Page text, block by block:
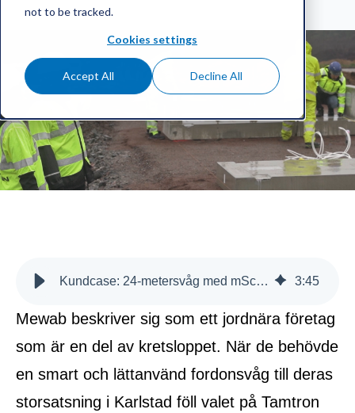
not to be tracked.
Cookies settings
Accept All Decline All
Kundcase: 24-metersvåg med mScales hos hållbara Mewab 3:45
Mewab beskriver sig som ett jordnära företag
som är en del av kretsloppet. När de behövde
en smart och lättanvänd fordonsvåg till deras
storsatsning i Karlstad föll valet på Tamtron